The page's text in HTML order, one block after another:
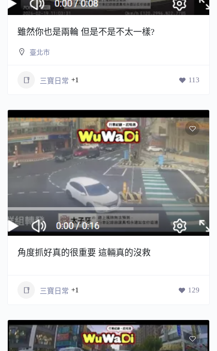
雖然你也是兩輪 但是不是不太一樣?
臺北市
三寶日常 +1 113
角度抓好真的很重要 這輛真的沒救
三寶日常 +1 129